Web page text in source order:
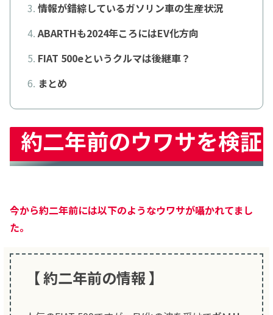
情報が錯綜しているガソリン車の生産状況
ABARTHも2024年ころにはEV化方向
FIAT 500eというクルマは後継車？
まとめ
約二年前のウワサを検証
今から約二年前には以下のようなウワサが囁かれてまし
た。
【 約二年前の情報 】